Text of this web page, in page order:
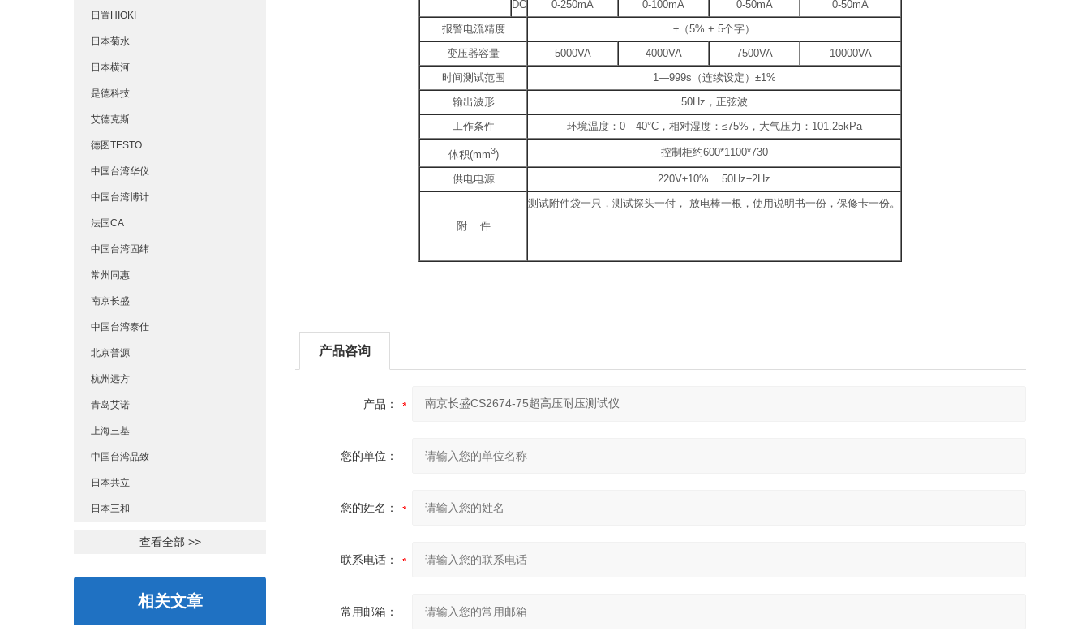
日置HIOKI
日本菊水
日本横河
是德科技
艾德克斯
德图TESTO
中国台湾华仪
中国台湾博计
法国CA
中国台湾固纬
常州同惠
南京长盛
中国台湾泰仕
北京普源
杭州远方
青岛艾诺
上海三基
中国台湾品致
日本共立
日本三和
查看全部 >>
相关文章
DC
0-250mA 0-100mA 0-50mA
0-50mA
报警电流精度
±（5% + 5个字）
变压器容量
5000VA 4000VA 7500VA
10000VA
时间测试范围
1—999s（连续设定）±1%
输出波形
50Hz，正弦波
工作条件
环境温度：0—40°C，相对湿度：≤75%，大气压力：101.25kPa
体积(mm3) 控制柜约600*1100*730
供电电源 220V±10% 50Hz±2Hz
附 件
测试附件袋一只，测试探头一付， 放电棒一根，使用说明书一份，保修卡一份。
产品咨询
产品：
您的单位：
您的姓名：
联系电话：
常用邮箱：